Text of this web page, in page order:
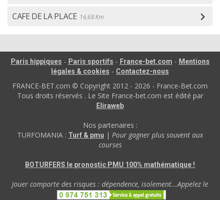
CAFE DE LA PLACE 16,68 Km
Paris hippiques - Paris sportifs - France-bet.com - Mentions
légales & cookies - Contactez-nous
FRANCE-BET.com © Copyright 2012 - 2026 - France-Bet.com
Tous droits réservés . Le Site France-bet.com est édité par
Eliraweb
Nos partenaires :
TURFOMANIA : Turf & pmu | Pour gagner plus souvent aux
courses
BOTURFERS le pronostic PMU 100% mathématique !
Jouer comporte des risques : dépendence, isolement...Appelez le